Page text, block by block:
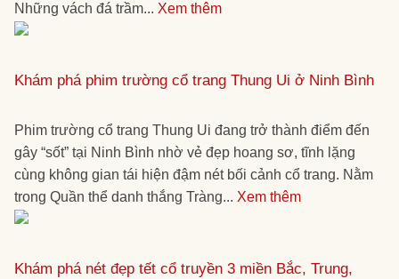
Những vách đá trầm... Xem thêm
Khám phá phim trường cổ trang Thung Ui ở Ninh Bình
Phim trường cổ trang Thung Ui đang trở thành điểm đến
gây “sốt” tại Ninh Bình nhờ vẻ đẹp hoang sơ, tĩnh lặng
cùng không gian tái hiện đậm nét bối cảnh cổ trang. Nằm
trong Quần thể danh thắng Tràng... Xem thêm
Khám phá nét đẹp tết cổ truyền 3 miền Bắc, Trung,